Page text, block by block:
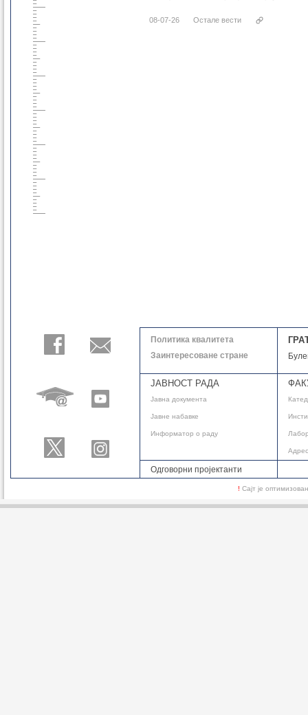
08-07-26 Остале вести
Политика квалитета
Заинтересоване стране
ЈАВНОСТ РАДА
Јавнa документа
Јавне набавке
Информатор о раду
Одговорни пројектанти
! Сајт је